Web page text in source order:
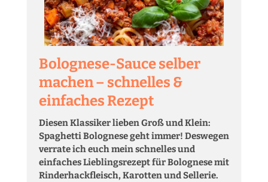
Bolognese-Sauce selber
machen – schnelles &
einfaches Rezept
Diesen Klassiker lieben Groß und Klein:
Spaghetti Bolognese geht immer! Deswegen
verrate ich euch mein schnelles und
einfaches Lieblingsrezept für Bolognese mit
Rinderhackfleisch, Karotten und Sellerie.